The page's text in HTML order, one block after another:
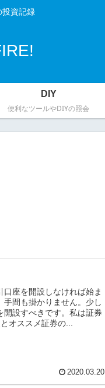
投資記録
DIY
便利なツールやDIYの照会
座を開設しなければ始ま
手間も掛かりません。少し
開設すべきです。私は証券
オススメ証券の...
2020.03.20